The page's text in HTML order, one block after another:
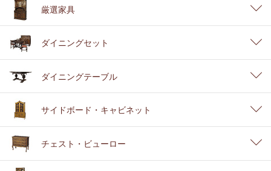
厳選家具
ダイニングセット
ダイニングテーブル
サイドボード・キャビネット
チェスト・ビューロー